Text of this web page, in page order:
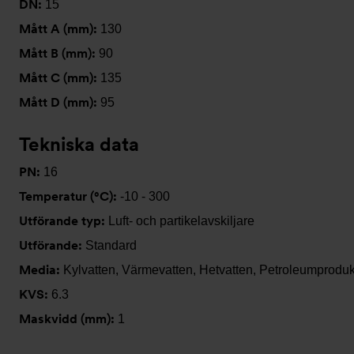
DN: 15
Mått A (mm): 130
Mått B (mm): 90
Mått C (mm): 135
Mått D (mm): 95
Tekniska data
PN: 16
Temperatur (°C): -10 - 300
Utförande typ: Luft- och partikelavskiljare
Utförande: Standard
Media: Kylvatten, Värmevatten, Hetvatten,
KVS: 6.3
Maskvidd (mm): 1